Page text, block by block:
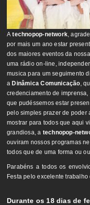
Atechnopop-network ,
por mais um ano estar
dos maiores eventos da
uma rádio on-line,
musica para um seguimento
aDinâmica Comunicação ,
credenciamento de
que pudéssemos estar
pelo simples prazer de poder
mostrar para todos que aqui
grandiosa, a technopop-
ouviram nossos programas
todos que de uma forma ou
Parabéns a todos os
Festa pelo excelente trabalho
Durante os 18 dias de